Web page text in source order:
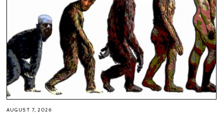
AUGUST 7, 2026